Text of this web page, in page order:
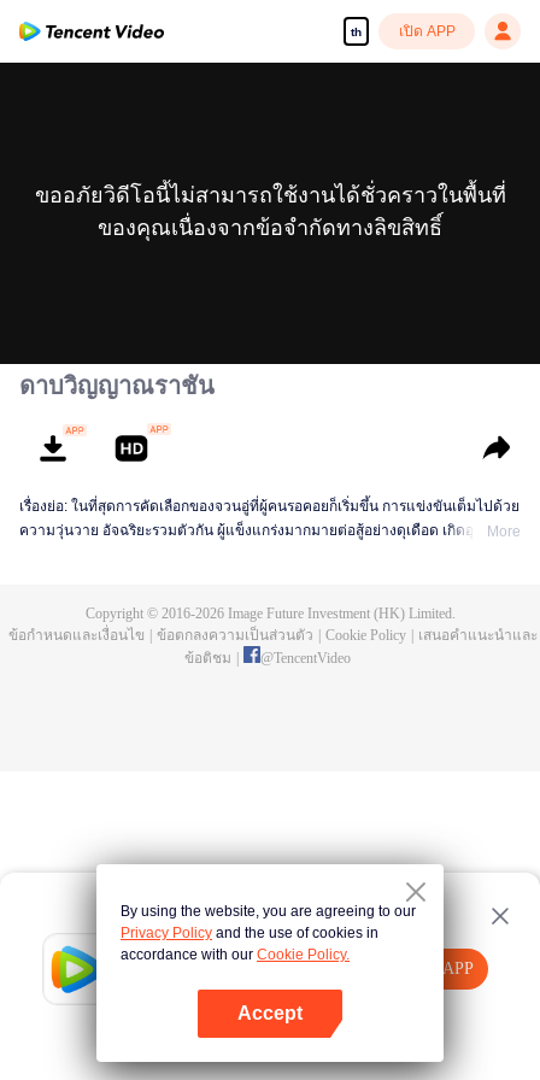
th เปิด APP
Tencent Video
เปิด APP
คลิกที่นี่ ลองใหม่อีกครั้ง
ขออภัยวิดีโอนี้ไม่สามารถใช้งานได้ชั่วคราวในพื้นที่
ของคุณเนื่องจากข้อจำกัดทางลิขสิทธิ์
ดาบวิญญาณราชัน
เรื่องย่อ: ในที่สุดการคัดเลือกของจวนอู่ที่ผู้คนรอคอยก็เริ่มขึ้น การแข่งขันเต็มไปด้วย
ความวุ่นวาย อัจฉริยะรวมตัวกัน ผู้แข็งแกร่งมากมายต่อสู้อย่างดุเดือด เกิดอุบัติเหตุ
การลอบสังหารที่ไม่อาจคาดเดานี้ได้อย่างไร
More
Copyright © 2016-2026Image Future Investment (HK) Limited.
ข้อกำหนดและเงื่อนไข
ข้อตกลงความเป็นส่วนตัว Cookie Policy
เสนอคำแนะนำและ
ข้อติชม
@TencentVideo
By using the website, you are agreeing to our
Privacy Policy and the use of cookies in
accordance with our Cookie Policy.
Accept